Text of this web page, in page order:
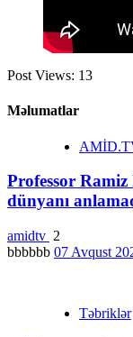
Post Views: 13
Məlumatlar
Professor Ramiz
dünyanı
amidtv 2
bbbbbb 07 Avqust
Təbriklər